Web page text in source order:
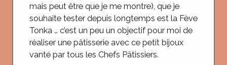
mais peut être que je me montre), que je
souhaite tester depuis longtemps est la Fève
Tonka … c’est un peu un objectif pour moi de
réaliser une pâtisserie avec ce petit bijoux
vanté par tous les Chefs Pâtissiers.